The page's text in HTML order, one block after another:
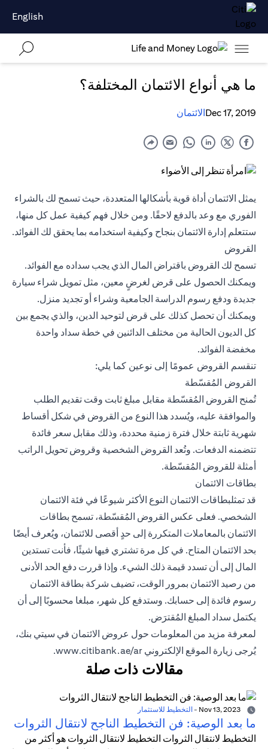
English
ما هي أنواع الائتمان المختلفة؟
Dec 17, 2019الائتمان
يمثل الائتمان أداة قوية بأشكالها المتعددة، حيث تسمح لك بالشراء
الفوري مع وعد بالدفع لاحقًا. ومن خلال فهم كيفية عمل كل منها،
ستتعلم إدارة الائتمان بنجاح وكيفية استخدامه بما يحقق لك الفوائد.
القروض
تسمح لك القروض باقتراض المال الذي يجب سداده مع الفوائد.
ويمكنك الحصول على قرض لغرضٍ معين، مثل تمويل شراء سيارة
جديدة ودفع رسوم الدراسة الجامعية وشراء أو تجديد منزل.
ويمكنك أن تحصل كذلك على قرض لتوحيد الدين، والذي يجمع بين
كل الديون الحالية من مختلف الدائنين في خطة سداد واحدة
مخفضة الفوائد.
تنقسم القروض عمومًا إلى نوعين كما يلي:
القروض المُقسّطة
تُمنح القروض المُقسّطة مقابل مبلغ ثابت وقت تقديم الطلب
والموافقة عليه، ويُسدد هذا النوع من القروض في شكل أقساط
شهرية ثابتة خلال فترة زمنية محددة، وذلك مقابل سعر فائدة
تتضمنه الدفعات. وتُعد القروض الشخصية وقروض تحويل الراتب
أمثلة للقروض المُقسّطة.
بطاقات الائتمان
قد تمثلبطاقات الائتمان النوع الأكثر شيوعًا في فئة الائتمان
الشخصي. فعلى عكس القروض المُقسّطة، تسمح بطاقات
الائتمان بالمعاملات المتكررة إلى حدٍ أقصى للائتمان، ويُعرف أيضًا
بحد الائتمان المتاح. في كل مرة تشتري فيها شيئًا، فأنت تستدين
المال إلى أن تسدد قيمة ذلك الشيء. وإذا قررت دفع الحد الأدنى
من رصيد الائتمان بمرور الوقت، تضيف شركة بطاقة الائتمان
رسوم فائدة إلى حسابك. وستدفع كل شهر، مبلغا محسوبًا إلى أن
يكتمل سداد المبلغ المُقترَض.
لمعرفة مزيد من المعلومات حول عروض الائتمان في سيتي بنك،
يُرجى زيارة الموقع الإلكتروني www.citibank.ae/ar
.
مقالات ذات صلة
- التخطيط للاستثمار
ما بعد الوصية: فن التخطيط الناجح لانتقال الثروات
التخطيط لانتقال الثروات التخطيط لانتقال الثروات هو أكثر من